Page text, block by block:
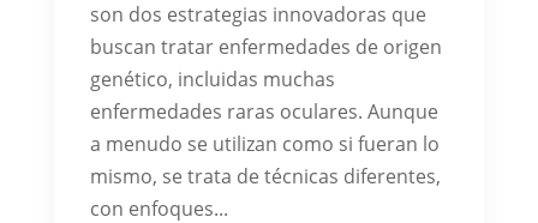
son dos estrategias innovadoras que
buscan tratar enfermedades de origen
genético, incluidas muchas
enfermedades raras oculares. Aunque
a menudo se utilizan como si fueran lo
mismo, se trata de técnicas diferentes,
con enfoques...